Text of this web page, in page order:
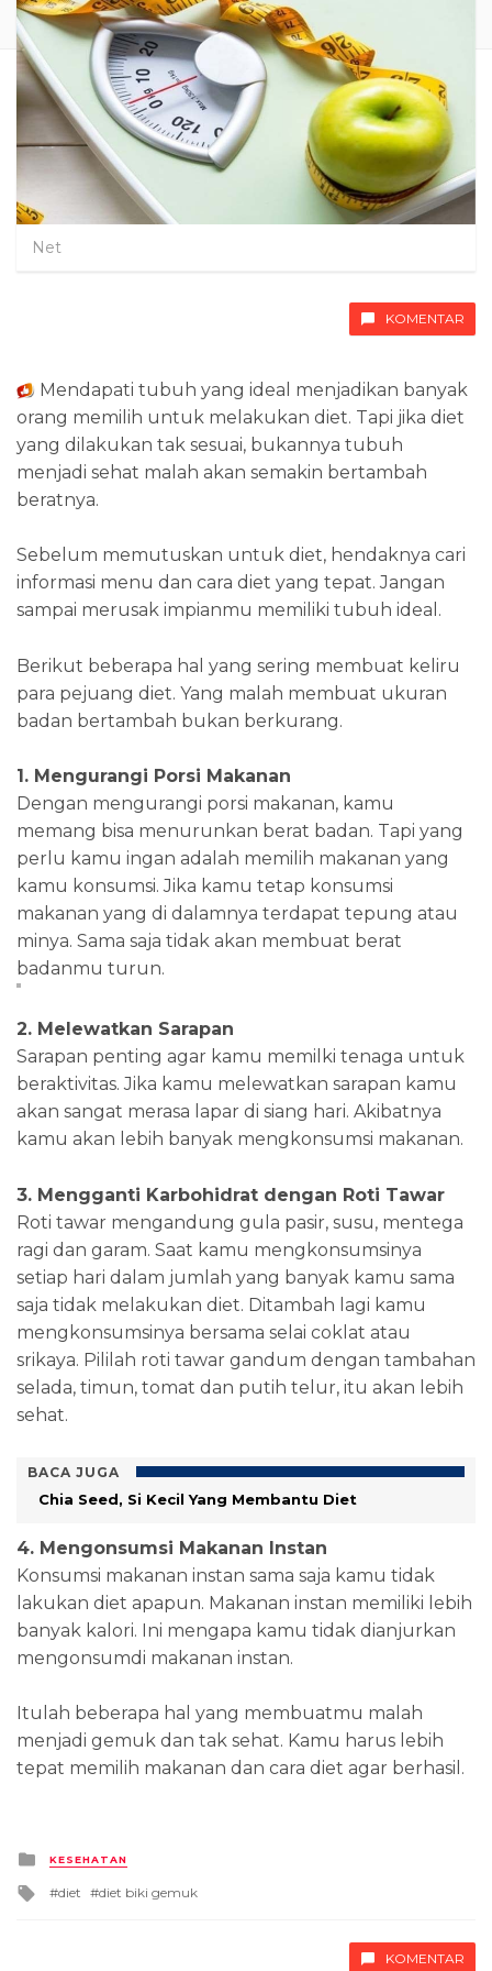
Net
KOMENTAR
Mendapati tubuh yang ideal menjadikan banyak
orang memilih untuk melakukan diet. Tapi jika diet
yang dilakukan tak sesuai, bukannya tubuh
menjadi sehat malah akan semakin bertambah
beratnya.
Sebelum memutuskan untuk diet, hendaknya cari
informasi menu dan cara diet yang tepat. Jangan
sampai merusak impianmu memiliki tubuh ideal.
Berikut beberapa hal yang sering membuat keliru
para pejuang diet. Yang malah membuat ukuran
badan bertambah bukan berkurang.
1. Mengurangi Porsi Makanan
Dengan mengurangi porsi makanan, kamu
memang bisa menurunkan berat badan. Tapi yang
perlu kamu ingan adalah memilih makanan yang
kamu konsumsi. Jika kamu tetap konsumsi
makanan yang di dalamnya terdapat tepung atau
minya. Sama saja tidak akan membuat berat
badanmu turun.
2. Melewatkan Sarapan
Sarapan penting agar kamu memilki tenaga untuk
beraktivitas. Jika kamu melewatkan sarapan kamu
akan sangat merasa lapar di siang hari. Akibatnya
kamu akan lebih banyak mengkonsumsi makanan.
3. Mengganti Karbohidrat dengan Roti Tawar
Roti tawar mengandung gula pasir, susu, mentega
ragi dan garam. Saat kamu mengkonsumsinya
setiap hari dalam jumlah yang banyak kamu sama
saja tidak melakukan diet. Ditambah lagi kamu
mengkonsumsinya bersama selai coklat atau
srikaya. Pililah roti tawar gandum dengan tambahan
selada, timun, tomat dan putih telur, itu akan lebih
sehat.
BACA JUGA
Chia Seed, Si Kecil Yang Membantu Diet
4. Mengonsumsi Makanan Instan
Konsumsi makanan instan sama saja kamu tidak
lakukan diet apapun. Makanan instan memiliki lebih
banyak kalori. Ini mengapa kamu tidak dianjurkan
mengonsumdi makanan instan.
Itulah beberapa hal yang membuatmu malah
menjadi gemuk dan tak sehat. Kamu harus lebih
tepat memilih makanan dan cara diet agar berhasil.
Posted
in
KESEHATAN
Tagged
diet diet biki gemuk
KOMENTAR